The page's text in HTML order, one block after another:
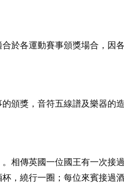
於各運動賽事頒獎場合，因
頒獎，音符五線譜及樂器的
相傳英國一位國王有一次接
，繞行一圈；每位來賓接過